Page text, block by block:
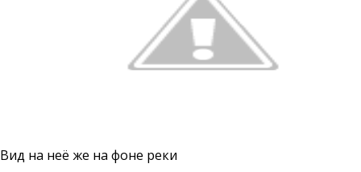
Вид на неё же на фоне реки